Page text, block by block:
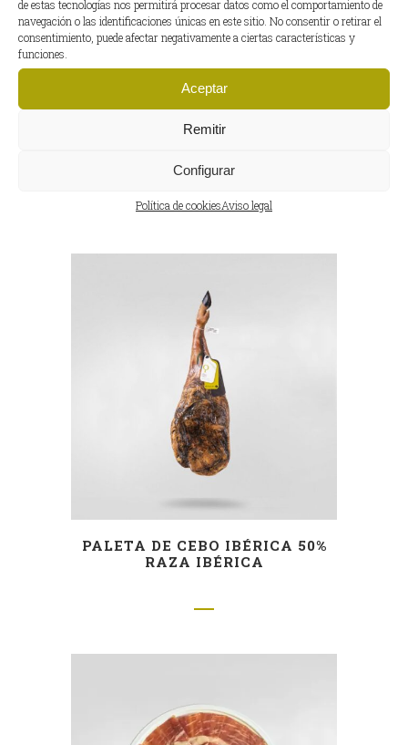
de estas tecnologías nos permitirá procesar datos como el comportamiento de
navegación o las identificaciones únicas en este sitio. No consentir o retirar el
consentimiento, puede afectar negativamente a ciertas características y
funciones.
Aceptar
Remitir
Configurar
Política de cookiesAviso legal
Proteínas (g): 32,2
Sal (g): 4,5
PESO DEL PRODUCTO
8 – 8,5 kg
Productos relacionados
PALETA DE CEBO IBÉRICA 50%
RAZA IBÉRICA